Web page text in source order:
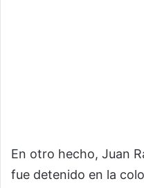
En otro hecho, Juan
fue detenido en la